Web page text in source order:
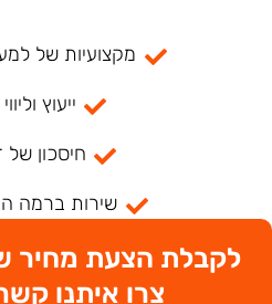
מקצועיות של למעלה
ייעוץ
חיסכון של
שירות ברמה
לקבלת הצעת מחיר
צרו איתנו